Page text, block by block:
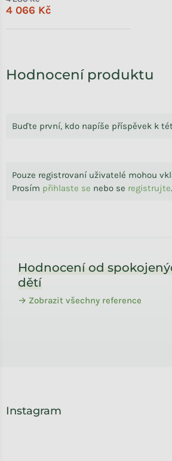
Hodnocení produktu
Buďte první, kdo napíše příspěvek k
Pouze registrovaní uživatelé mohou
Prosím přihlaste se nebo se registrujte.
4 066 Kč
Hodnocení od
dětí
→ Zobrazit všechny reference
Instagram